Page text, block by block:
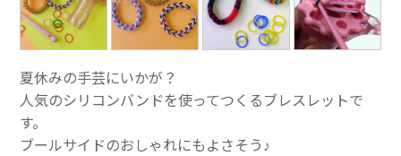
夏休みの手芸にいかが？
人気のシリコンバンドを使ってつくるブレスレットで
す。
ブールサイドのおしゃれにもよさそう♪